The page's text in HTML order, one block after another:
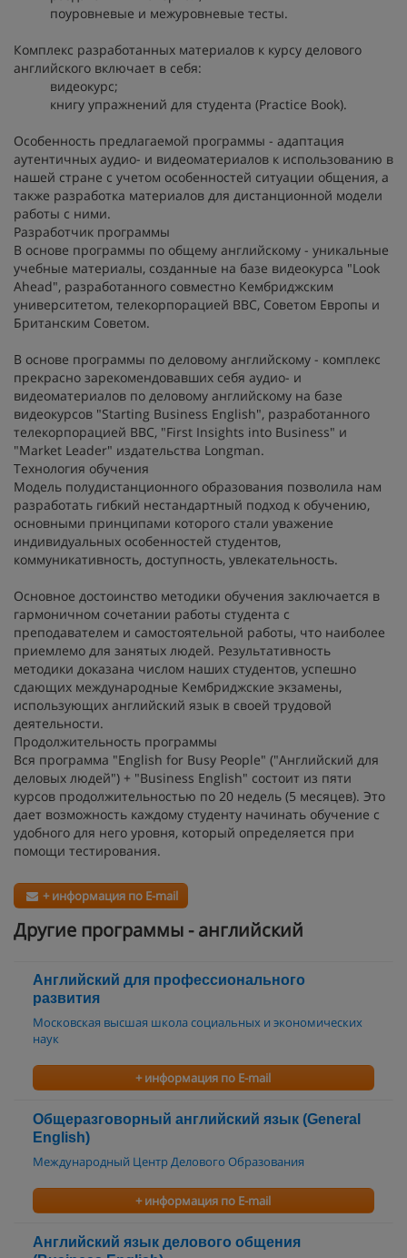
поуровневые и межуровневые тесты.
Комплекс разработанных материалов к курсу делового
английского включает в себя:
видеокурс;
книгу упражнений для студента (Practice Book).
Особенность предлагаемой программы - адаптация
аутентичных аудио- и видеоматериалов к использованию в
нашей стране с учетом особенностей ситуации общения, а
также разработка материалов для дистанционной модели
работы с ними.
Разработчик программы
В основе программы по общему английскому - уникальные
учебные материалы, созданные на базе видеокурса "Look
Ahead", разработанного совместно Кембриджским
университетом, телекорпорацией BBC, Советом Европы и
Британским Советом.
В основе программы по деловому английскому - комплекс
прекрасно зарекомендовавших себя аудио- и
видеоматериалов по деловому английскому на базе
видеокурсов "Starting Business English", разработанного
телекорпорацией BBC, "First Insights into Business" и
"Market Leader" издательства Longman.
Технология обучения
Модель полудистанционного образования позволила нам
разработать гибкий нестандартный подход к обучению,
основными принципами которого стали уважение
индивидуальных особенностей студентов,
коммуникативность, доступность, увлекательность.
Основное достоинство методики обучения заключается в
гармоничном сочетании работы студента с
преподавателем и самостоятельной работы, что наиболее
приемлемо для занятых людей. Результативность
методики доказана числом наших студентов, успешно
сдающих международные Кембриджские экзамены,
использующих английский язык в своей трудовой
деятельности.
Продолжительность программы
Вся программа "English for Busy People" ("Английский для
деловых людей") + "Business English" состоит из пяти
курсов продолжительностью по 20 недель (5 месяцев). Это
дает возможность каждому студенту начинать обучение с
удобного для него уровня, который определяется при
помощи тестирования.
+ информация по E-mail
Другие программы - английский
Английский для профессионального
развития
Московская высшая школа социальных и экономических
наук
+ информация по E-mail
Общеразговорный английский язык (General
English)
Международный Центр Делового Образования
+ информация по E-mail
Английский язык делового общения